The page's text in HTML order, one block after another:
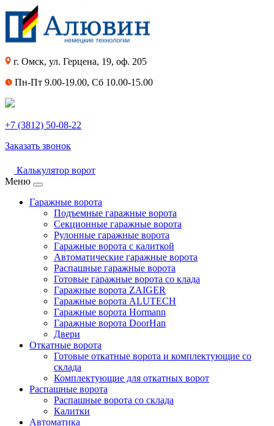
г. Омск, ул. Герцена, 19, оф. 205
Пн-Пт 9.00-19.00, Сб 10.00-15.00
+7 (3812) 50-08-22
Заказать звонок
Калькулятор ворот
Меню
Гаражные ворота
Подъемные гаражные ворота
Секционные гаражные ворота
Рулонные гаражные ворота
Гаражные ворота с калиткой
Автоматические гаражные ворота
Распашные гаражные ворота
Готовые гаражные ворота со клада
Гаражные ворота ZAIGER
Гаражные ворота ALUTECH
Гаражные ворота Hormann
Гаражные ворота DoorHan
Двери
Откатные ворота
Готовые откатные ворота и комплектующие со
склада
Комплектующие для откатных ворот
Распашные ворота
Распашные ворота со склада
Калитки
Автоматика